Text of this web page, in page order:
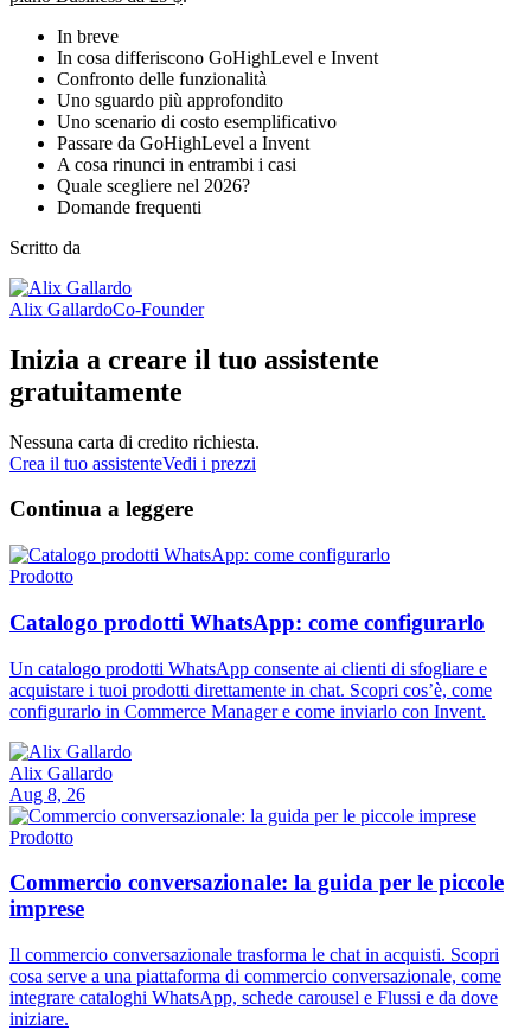
In breve
In cosa differiscono GoHighLevel e Invent
Confronto delle funzionalità
Uno sguardo più approfondito
Uno scenario di costo esemplificativo
Passare da GoHighLevel a Invent
A cosa rinunci in entrambi i casi
Quale scegliere nel 2026?
Domande frequenti
Scritto da
Alix GallardoCo-Founder
Inizia a creare il tuo assistente
gratuitamente
Nessuna carta di credito richiesta.
Crea il tuo assistenteVedi i prezzi
Continua a leggere
Prodotto
Catalogo prodotti WhatsApp: come configurarlo
Un catalogo prodotti WhatsApp consente ai clienti di sfogliare e
acquistare i tuoi prodotti direttamente in chat. Scopri cos’è, come
configurarlo in Commerce Manager e come inviarlo con Invent.
Alix Gallardo
Aug 8, 26
Prodotto
Commercio conversazionale: la guida per le piccole
imprese
Il commercio conversazionale trasforma le chat in acquisti. Scopri
cosa serve a una piattaforma di commercio conversazionale, come
integrare cataloghi WhatsApp, schede carousel e Flussi e da dove
iniziare.